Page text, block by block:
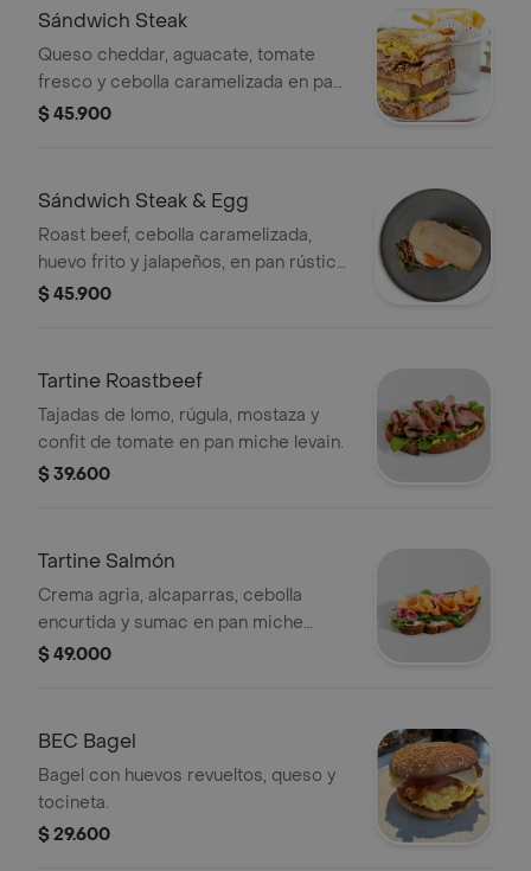
Sándwich Steak
Queso cheddar, aguacate, tomate
fresco y cebolla caramelizada en pan
mich levain.
$ 45.900
Sándwich Steak & Egg
Roast beef, cebolla caramelizada,
huevo frito y jalapeños, en pan rústico
italiano.
$ 45.900
Tartine Roastbeef
Tajadas de lomo, rúgula, mostaza y
confit de tomate en pan miche levain.
$ 39.600
Tartine Salmón
Crema agria, alcaparras, cebolla
encurtida y sumac en pan miche
levain.
$ 49.000
BEC Bagel
Bagel con huevos revueltos, queso y
tocineta.
$ 29.600